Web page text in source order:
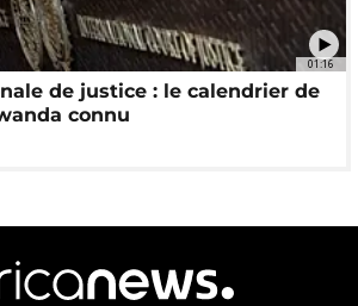
01:16
de justice : le calendrier de
connu